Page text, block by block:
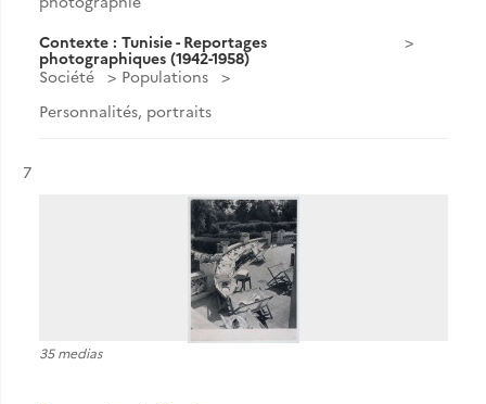
Contexte : Tunisie - Reportages
photographiques (1942-1958)
Société
Populations
Personnalités, portraits
Résultat n°
7
35 medias